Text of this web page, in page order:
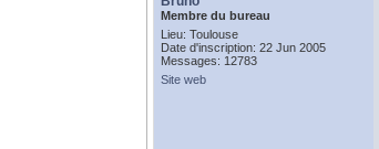
Membre du bureau
Lieu: Toulouse
Date d'inscription: 22 Jun 2005
Messages: 12783
Site web